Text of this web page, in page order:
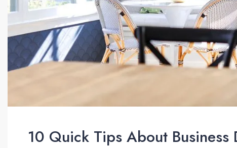
10 Quick Tips About Business